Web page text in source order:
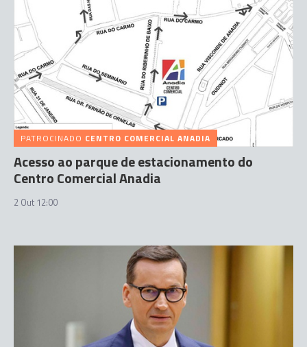
PATROCINADO CENTRO COMERCIAL ANADIA
Acesso ao parque de estacionamento do
Centro Comercial Anadia
2 Out 12:00